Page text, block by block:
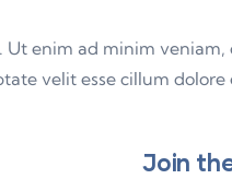
enim ad minim
velit esse cillum
Join